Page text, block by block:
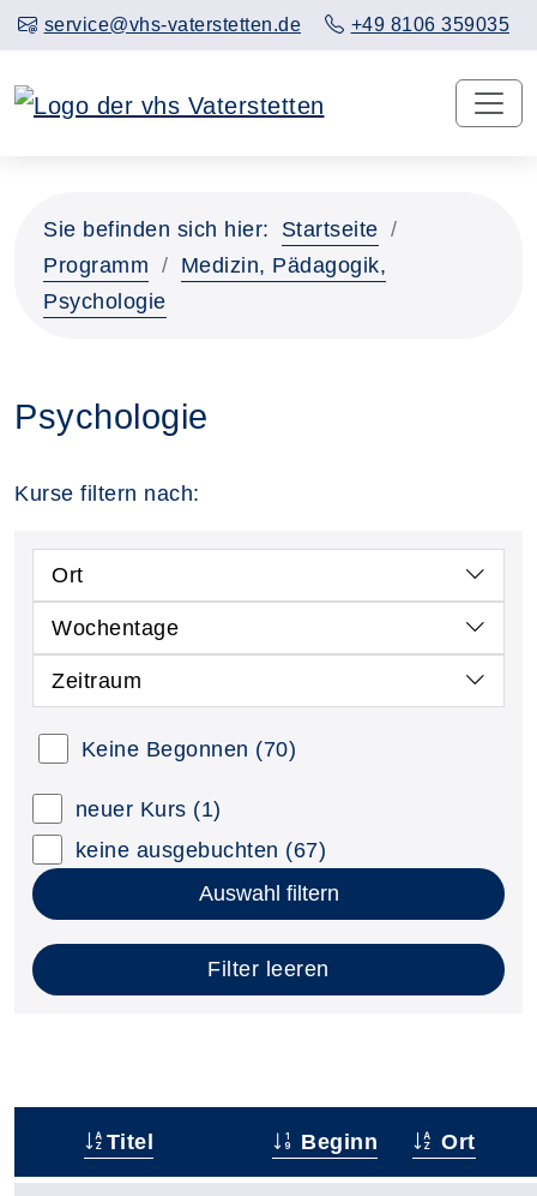
service@vhs-vaterstetten.de +49 8106 359035
Sie befinden sich hier:
Startseite
Programm
Medizin, Pädagogik,
Psychologie
Psychologie
Kurse filtern nach:
Ort
Wochentage
Zeitraum
Keine Begonnen (70)
neuer Kurs (1)
keine ausgebuchten (67)
Auswahl filtern
Filter leeren
Titel Beginn Ort